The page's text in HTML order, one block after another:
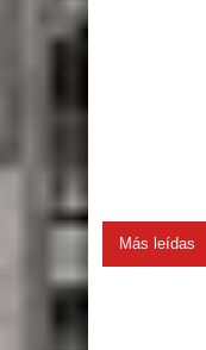
Más leídas